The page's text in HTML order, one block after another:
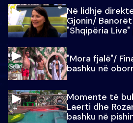
Në lidhje
Gjonin/
"Shqipëria
"Mora fjalë"/
bashku në oborr
Momente të
Laerti dhe
bashku në